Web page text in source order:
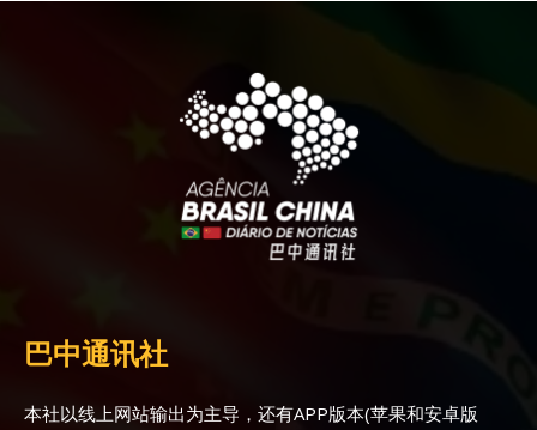
巴中通讯社
本社以线上网站输出为主导，还有APP版本(苹果和安卓版